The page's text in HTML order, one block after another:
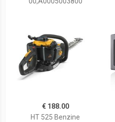
€ 188.00
HT 525 Benzine